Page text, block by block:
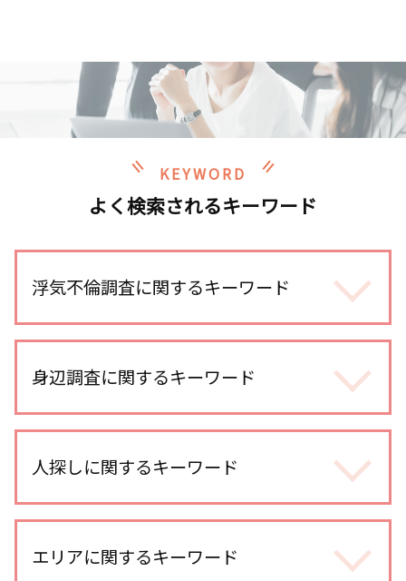
KEYWORD
よく検索されるキーワード
浮気不倫調査に関するキーワード
不倫 どこから
不倫調査 いくら かかった
不倫調査 iphone
不倫調査 gps おすすめ
浮気調査 探偵 方法
身辺調査に関するキーワード
身辺調査 いくら
婚前調査 費用
dv被害 対策
婚前調査 目的
人探しに関するキーワード
人探し 見つからない
人探し 情報
エリアに関するキーワード